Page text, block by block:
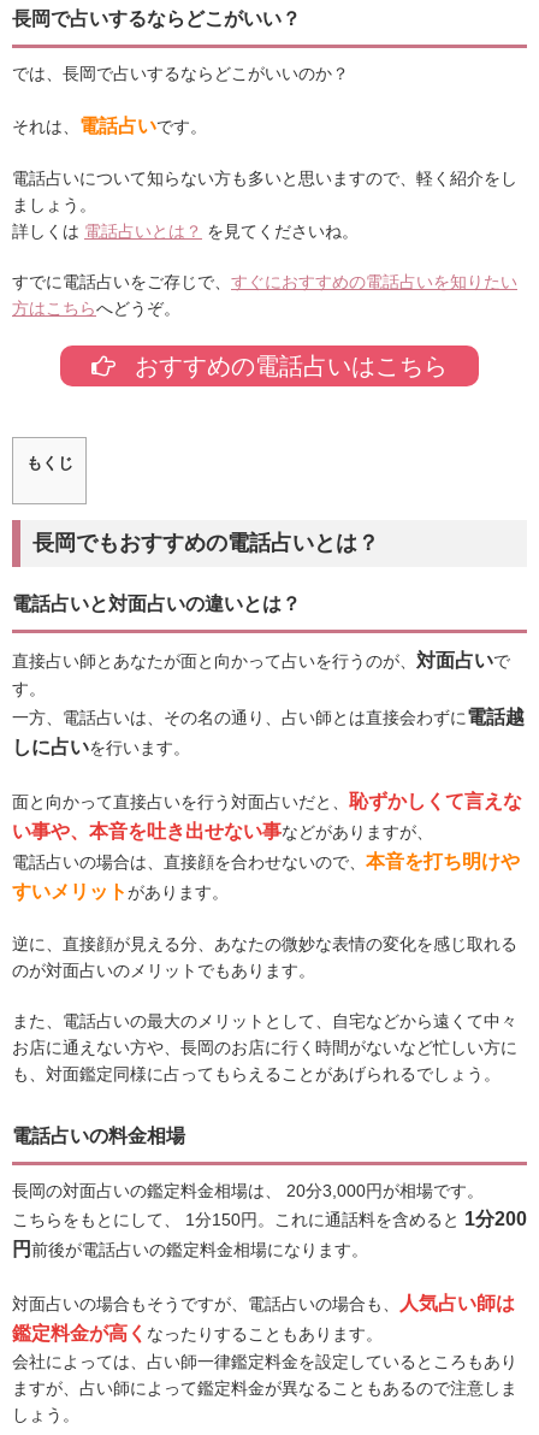
長岡で占いするならどこがいい？
では、長岡で占いするならどこがいいのか？
それは、 電話占いです。
電話占いについて知らない方も多いと思いますので、軽く紹介をし
ましょう。
詳しくは 電話占いとは？ を見てくださいね。
すでに電話占いをご存じで、 すぐにおすすめの電話占いを知りたい
方はこちらへどうぞ。
おすすめの電話占いはこちら
もくじ
長岡でもおすすめの電話占いとは？
電話占いと対面占いの違いとは？
直接占い師とあなたが面と向かって占いを行うのが、 対面占いで
す。
一方、電話占いは、その名の通り、占い師とは直接会わずに電話越
しに占いを行います。
面と向かって直接占いを行う対面占いだと、 恥ずかしくて言えな
い事や、本音を吐き出せない事などがありますが、
電話占いの場合は、直接顔を合わせないので、 本音を打ち明けや
すいメリットがあります。
逆に、直接顔が見える分、あなたの微妙な表情の変化を感じ取れる
のが対面占いのメリットでもあります。
また、電話占いの最大のメリットとして、自宅などから遠くて中々
お店に通えない方や、長岡のお店に行く時間がないなど忙しい方に
も、対面鑑定同様に占ってもらえることがあげられるでしょう。
電話占いの料金相場
長岡の対面占いの鑑定料金相場は、 20分3,000円が相場です。
こちらをもとにして、 1分150円。これに通話料を含めると 1分200
円前後が電話占いの鑑定料金相場になります。
対面占いの場合もそうですが、電話占いの場合も、
人気占い師は
鑑定料金が高く なったりすることもあります。
会社によっては、占い師一律鑑定料金を設定しているところもあり
ますが、占い師によって鑑定料金が異なることもあるので注意しま
しょう。